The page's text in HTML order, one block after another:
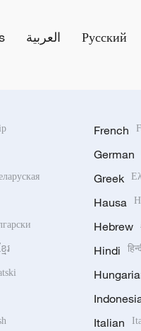
العربية Русский
ែរ
French
German
Greek
Hausa
Hebrew
Hindi
Italian